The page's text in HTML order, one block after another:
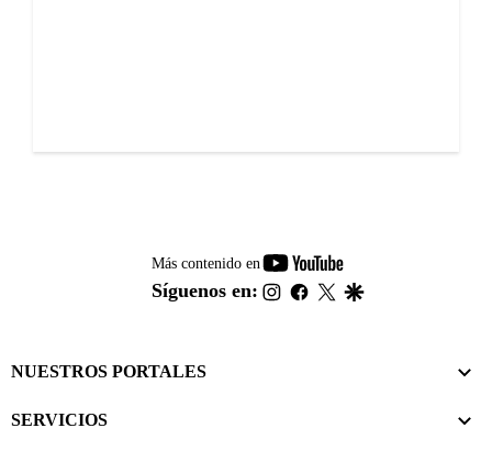
Más contenido en
youtube-
footer
Síguenos en: instagram
facebook
twitter
NUESTROS PORTALES
SERVICIOS